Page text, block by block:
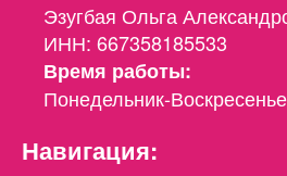
Эзугбая Ольга
ИНН: 667358185533
Время работы:
Понедельник-
Навигация: